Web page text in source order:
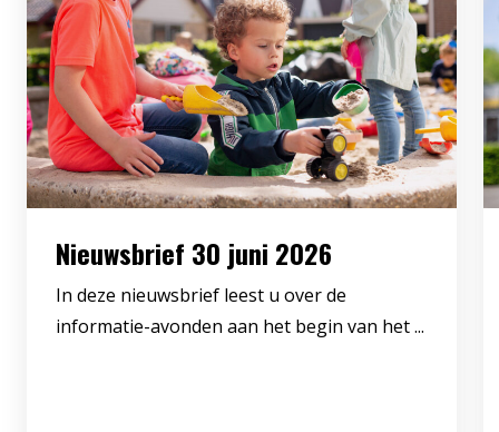
Nieuwsbrief 30 juni 2026
In deze nieuwsbrief leest u over de
informatie-avonden aan het begin van het ...